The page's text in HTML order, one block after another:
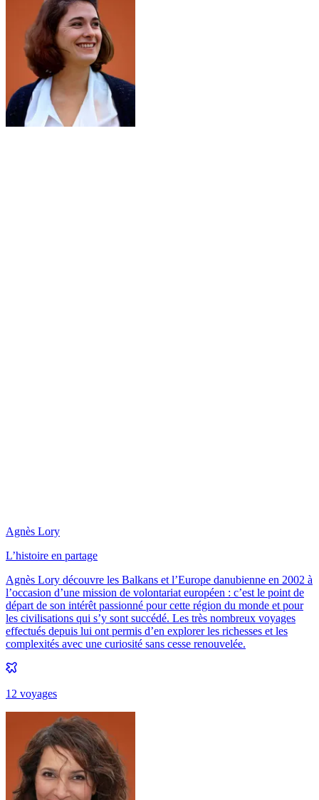
Agnès Lory
L’histoire en partage
Agnès Lory découvre les Balkans et l’Europe danubienne en 2002 à
l’occasion d’une mission de volontariat européen : c’est le point de
départ de son intérêt passionné pour cette région du monde et pour
les civilisations qui s’y sont succédé. Les très nombreux voyages
effectués depuis lui ont permis d’en explorer les richesses et les
complexités avec une curiosité sans cesse renouvelée.
12 voyages